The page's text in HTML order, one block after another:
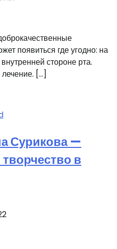
появиться где угодно: на
стороне рта.
[…]
Сурикова —
в